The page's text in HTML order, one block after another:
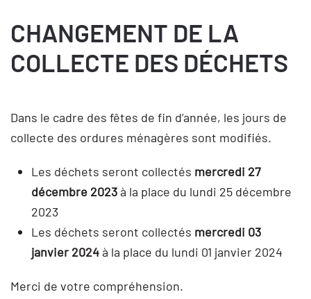
CHANGEMENT DE LA
COLLECTE DES DÉCHETS
Dans le cadre des fêtes de fin d’année, les jours de
collecte des ordures ménagères sont modifiés.
Les déchets seront collectés mercredi 27
décembre 2023à la place du lundi 25 décembre
2023
Les déchets seront collectés mercredi 03
janvier 2024à la place du lundi 01 janvier 2024
Merci de votre compréhension.